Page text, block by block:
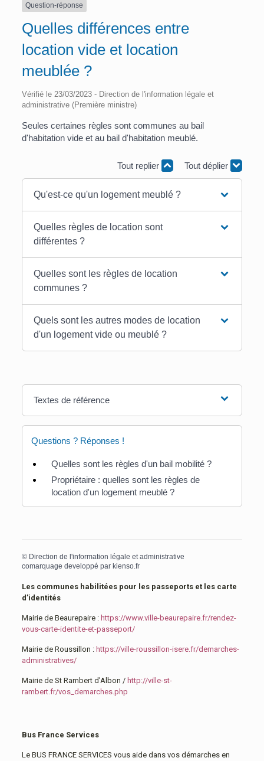
Question-réponse
Quelles différences entre
location vide et location
meublée ?
Vérifié le 23/03/2023 - Direction de l'information légale et
administrative (Première ministre)
Seules certaines règles sont communes au bail
d'habitation vide et au bail d'habitation meublé.
Tout replier Tout déplier
Qu'est-ce qu'un logement meublé ?
Quelles règles de location sont
différentes ?
Quelles sont les règles de location
communes ?
Quels sont les autres modes de location
d'un logement vide ou meublé ?
Textes de référence
Questions ? Réponses !
Quelles sont les règles d'un bail mobilité ?
Propriétaire : quelles sont les règles de
location d'un logement meublé ?
© Direction de l'information légale et administrative
comarquage developpé par kienso.fr
Les communes habilitées pour les passeports et les carte
d’identités
Mairie de Beaurepaire : https://www.ville-beaurepaire.fr/rendez-
vous-carte-identite-et-passeport/
Mairie de Roussillon : https://ville-roussillon-isere.fr/demarches-
administratives/
Mairie de St Rambert d’Albon / http://ville-st-
rambert.fr/vos_demarches.php
Bus France Services
Le BUS FRANCE SERVICES vous aide dans vos démarches en